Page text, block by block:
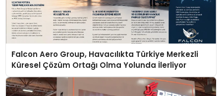
Falcon Aero Group, Havacılıkta Türkiye Merkezli
Küresel Çözüm Ortağı Olma Yolunda İlerliyor